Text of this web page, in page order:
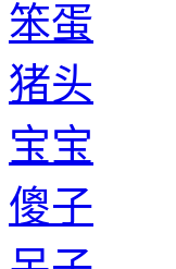
笨蛋
猪头
宝宝
傻子